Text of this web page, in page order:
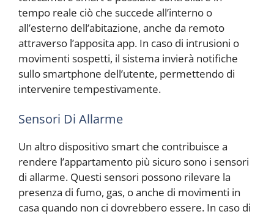
tempo reale ciò che succede all’interno o
all’esterno dell’abitazione, anche da remoto
attraverso l’apposita app. In caso di intrusioni o
movimenti sospetti, il sistema invierà notifiche
sullo smartphone dell’utente, permettendo di
intervenire tempestivamente.
Sensori Di Allarme
Un altro dispositivo smart che contribuisce a
rendere l’appartamento più sicuro sono i sensori
di allarme. Questi sensori possono rilevare la
presenza di fumo, gas, o anche di movimenti in
casa quando non ci dovrebbero essere. In caso di